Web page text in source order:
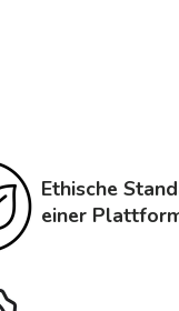
Ethische
einer